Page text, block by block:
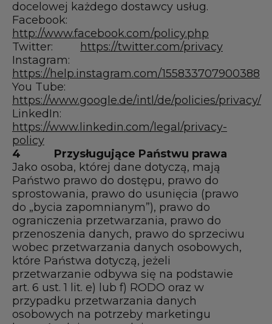
docelowej każdego dostawcy usług.
Facebook:
http://www.facebook.com/policy.php
Twitter:
https://twitter.com/privacy
Instagram:
https://help.instagram.com/155833707900388
You Tube:
https://www.google.de/intl/de/policies/privacy/
LinkedIn:
https://www.linkedin.com/legal/privacy-
policy
4 Przysługujące Państwu prawa
Jako osoba, której dane dotyczą, mają
Państwo prawo do dostępu, prawo do
sprostowania, prawo do usunięcia (prawo
do „bycia zapomnianym”), prawo do
ograniczenia przetwarzania, prawo do
przenoszenia danych, prawo do sprzeciwu
wobec przetwarzania danych osobowych,
które Państwa dotyczą, jeżeli
przetwarzanie odbywa się na podstawie
art. 6 ust. 1 lit. e) lub f) RODO oraz w
przypadku przetwarzania danych
osobowych na potrzeby marketingu